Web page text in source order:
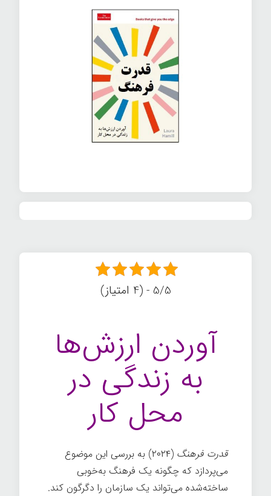
5/5 - (4 امتیاز)
آوردن ارزش‌ها
به زندگی در
محل کار
قدرت فرهنگ
(۲۰۲۴) به بررسی این موضوع
می‌پردازد که چگونه یک فرهنگ به‌خوبی
ساخته‌شده می‌تواند یک سازمان را دگرگون کند.